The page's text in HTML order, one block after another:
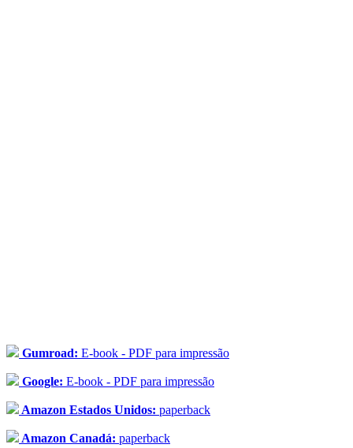
Gumroad: E-book - PDF para impressão
Google: E-book - PDF para impressão
Amazon Estados Unidos: paperback
Amazon Canadá: paperback